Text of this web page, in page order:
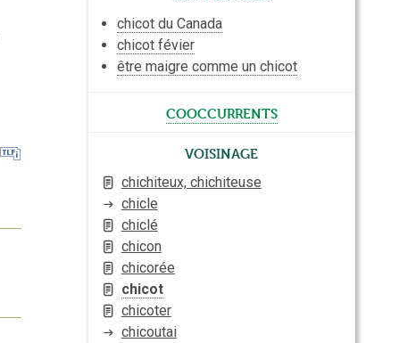
chicot du Canada
chicot févier
être maigre comme un chicot
cooccurrents
Voisinage
chichiteux, chichiteuse
chicle
chiclé
chicon
chicorée
chicot
chicoter
chicoutai